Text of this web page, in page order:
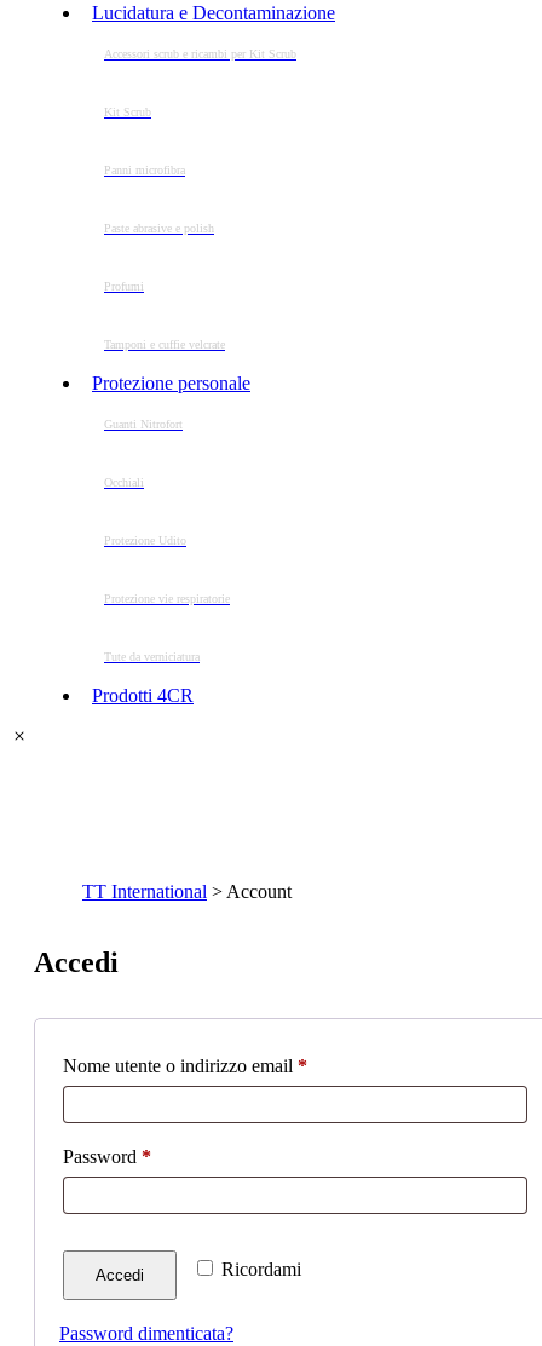
Lucidatura e Decontaminazione
Accessori scrub e ricambi per Kit Scrub
Kit Scrub
Panni microfibra
Paste abrasive e polish
Profumi
Tamponi e cuffie velcrate
Protezione personale
Guanti Nitrofort
Occhiali
Protezione Udito
Protezione vie respiratorie
Tute da verniciatura
Prodotti 4CR
TT International > Account
Accedi
Nome utente o indirizzo email *Richiesto
Password *Richiesto
Ricordami
Accedi
Password dimenticata?